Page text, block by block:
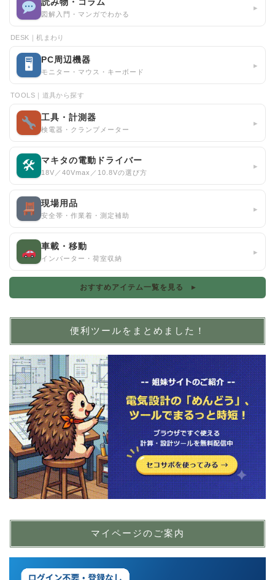
読み物・コラム
図解入門・マンガでわかる
▸
DESK｜机まわり
🖥 PC周辺機器
モニター・マウス・キーボード
▸
TOOLS｜道具から探す
工具・計測器
検電器・クランプメーター
▸
🛠 マキタの電動ドライバー
18V／40Vmax／10.8Vの選び方
▸
現場用品
安全帯・作業着・測定補助
▸
車載・移動
インバーター・荷室収納
▸
おすすめアイテム一覧を見る ▸
便利ツールをまとめました！
マイページのご案内